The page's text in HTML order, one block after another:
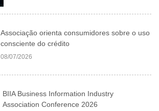
Associação orienta consumidores sobre o uso
consciente do crédito
08/07/2026
BIIA Business Information Industry
Association Conference 2026